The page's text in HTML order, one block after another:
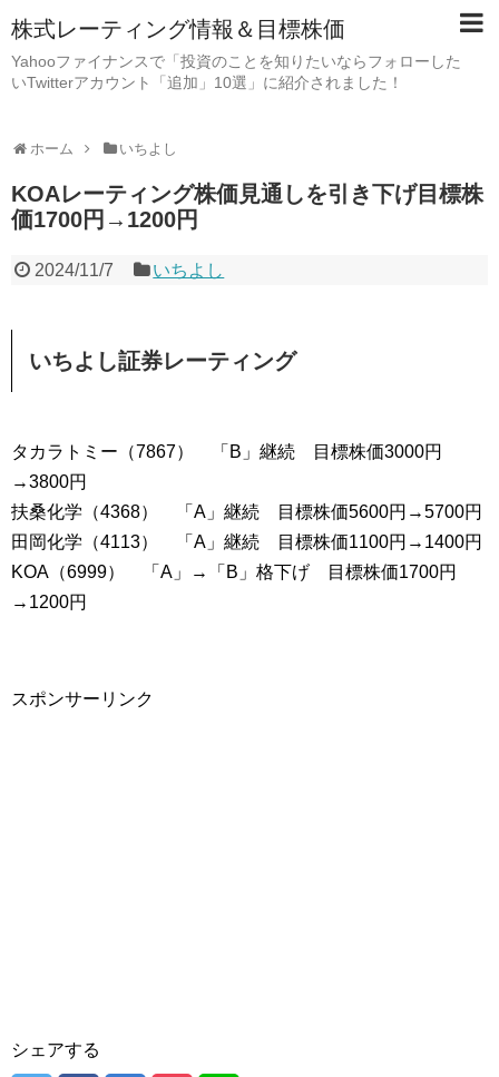
株式レーティング情報＆目標株価
Yahooファイナンスで「投資のことを知りたいならフォローした
いTwitterアカウント「追加」10選」に紹介されました！
ホーム いちよし
KOAレーティング株価見通しを引き下げ目標株
価1700円→1200円
2024/11/7 いちよし
いちよし証券レーティング
タカラトミー（7867） 「B」継続 目標株価3000円
→3800円
扶桑化学（4368） 「A」継続 目標株価5600円→5700円
田岡化学（4113） 「A」継続 目標株価1100円→1400円
KOA（6999） 「A」→「B」格下げ 目標株価1700円
→1200円
スポンサーリンク
シェアする